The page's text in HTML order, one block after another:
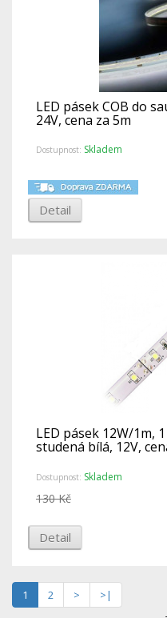
LED pásek COB do
24V, cena za 5m
Dostupnost: Skladem
Detail
LED pásek 12W/1m,
studená bílá, 12V,
Dostupnost: Skladem
130 Kč
Detail
1 2 >
>|